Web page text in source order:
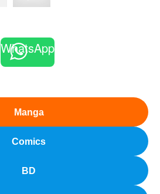
WhatsApp
Manga
Comics
BD